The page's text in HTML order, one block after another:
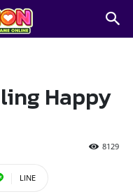
Happy
8129
LINE